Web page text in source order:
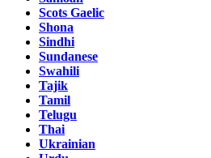
Scots Gaelic
Shona
Sindhi
Sundanese
Swahili
Tajik
Tamil
Telugu
Thai
Ukrainian